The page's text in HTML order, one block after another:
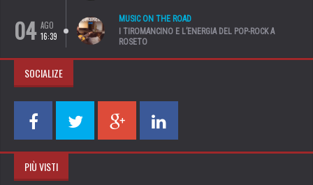
04 AGO
16:39
MUSIC ON THE ROAD
I TIROMANCINO E L’ENERGIA DEL POP-ROCK A
ROSETO
SOCIALIZE
PIÙ VISTI